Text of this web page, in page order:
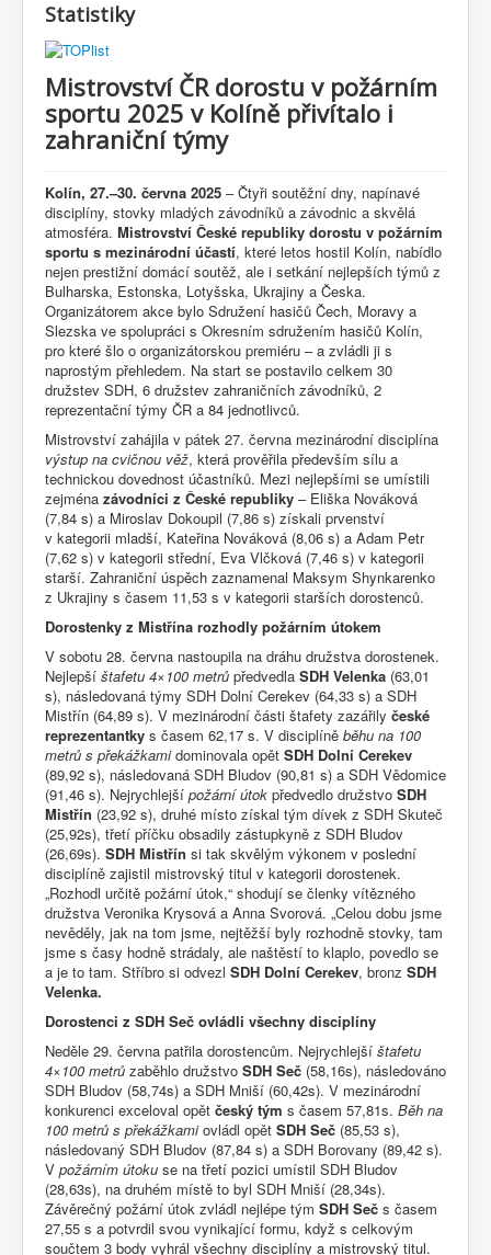
Statistiky
Mistrovství ČR dorostu v požárním
sportu 2025 v Kolíně přivítalo i
zahraniční týmy
Kolín, 27.–30. června 2025 – Čtyři soutěžní dny, napínavé
disciplíny, stovky mladých závodníků a závodnic a skvělá
atmosféra. Mistrovství České republiky dorostu v požárním
sportu s mezinárodní účastí, které letos hostil Kolín, nabídlo
nejen prestižní domácí soutěž, ale i setkání nejlepších týmů z
Bulharska, Estonska, Lotyšska, Ukrajiny a Česka.
Organizátorem akce bylo Sdružení hasičů Čech, Moravy a
Slezska ve spolupráci s Okresním sdružením hasičů Kolín,
pro které šlo o organizátorskou premiéru – a zvládli ji s
naprostým přehledem. Na start se postavilo celkem 30
družstev SDH, 6 družstev zahraničních závodníků, 2
reprezentační týmy ČR a 84 jednotlivců.
Mistrovství zahájila v pátek 27. června mezinárodní disciplína
výstup na cvičnou věž, která prověřila především sílu a
technickou dovednost účastníků. Mezi nejlepšími se umístili
zejména závodníci z České republiky – Eliška Nováková
(7,84 s) a Miroslav Dokoupil (7,86 s) získali prvenství
v kategorii mladší, Kateřina Nováková (8,06 s) a Adam Petr
(7,62 s) v kategorii střední, Eva Vlčková (7,46 s) v kategorii
starší. Zahraniční úspěch zaznamenal Maksym Shynkarenko
z Ukrajiny s časem 11,53 s v kategorii starších dorostenců.
Dorostenky z Mistřína rozhodly požárním útokem
V sobotu 28. června nastoupila na dráhu družstva dorostenek.
Nejlepší štafetu 4×100 metrů předvedla SDH Velenka (63,01
s), následovaná týmy SDH Dolní Cerekev (64,33 s) a SDH
Mistřín (64,89 s). V mezinárodní části štafety zazářily české
reprezentantky s časem 62,17 s. V disciplíně běhu na 100
metrů s překážkamidominovala opět SDH Dolní Cerekev
(89,92 s), následovaná SDH Bludov (90,81 s) a SDH Vědomice
(91,46 s). Nejrychlejší požární útok předvedlo družstvo SDH
Mistřín (23,92 s), druhé místo získal tým dívek z SDH Skuteč
(25,92s), třetí příčku obsadily zástupkyně z SDH Bludov
(26,69s). SDH Mistřín si tak skvělým výkonem v poslední
disciplíně zajistil mistrovský titul v kategorii dorostenek.
„Rozhodl určitě požární útok,“ shodují se členky vítězného
družstva Veronika Krysová a Anna Svorová. „Celou dobu jsme
nevěděly, jak na tom jsme, nejtěžší byly rozhodně stovky, tam
jsme s časy hodně strádaly, ale naštěstí to klaplo, povedlo se
a je to tam. Stříbro si odvezl SDH Dolní Cerekev, bronz SDH
Velenka.
Dorostenci z SDH Seč ovládli všechny disciplíny
Neděle 29. června patřila dorostencům. Nejrychlejší štafetu
4×100 metrů zaběhlo družstvo SDH Seč (58,16s), následováno
SDH Bludov (58,74s) a SDH Mniší (60,42s). V mezinárodní
konkurenci exceloval opět český tým s časem 57,81s. Běh na
100 metrů s překážkamiovládl opět SDH Seč (85,53 s),
následovaný SDH Bludov (87,84 s) a SDH Borovany (89,42 s).
V požárním útoku se na třetí pozici umístil SDH Bludov
(28,63s), na druhém místě to byl SDH Mniší (28,34s).
Závěrečný požární útok zvládl nejlépe tým SDH Seč s časem
27,55 s a potvrdil svou vynikající formu, když s celkovým
součtem 3 body vyhrál všechny disciplíny a mistrovský titul.